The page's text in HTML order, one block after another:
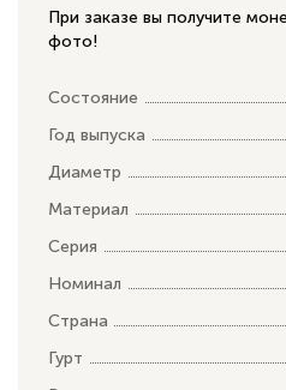
При заказе вы получите
фото!
Состояние
Год выпуска
Диаметр
Материал
Серия
Номинал
Страна
Гурт